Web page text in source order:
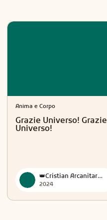
Anima e Corpo
Grazie Universo! Grazie
Universo!
👑Cristian Arcanitarocchi👑 Official
2024